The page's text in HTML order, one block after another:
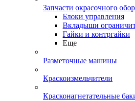
Запчасти окрасочного
Блоки управления
Вкладыши
Гайки и контргайки
Еще
Разметочные машины
Краскоизмельчители
Красконагнетательные